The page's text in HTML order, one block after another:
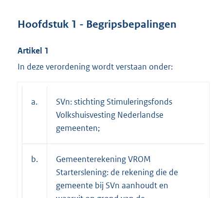
Hoofdstuk 1 - Begripsbepalingen
Artikel 1
In deze verordening wordt verstaan onder:
a.
SVn: stichting Stimuleringsfonds
Volkshuisvesting Nederlandse
gemeenten;
b.
Gemeenterekening VROM
Starterslening: de rekening die de
gemeente bij SVn aanhoudt en